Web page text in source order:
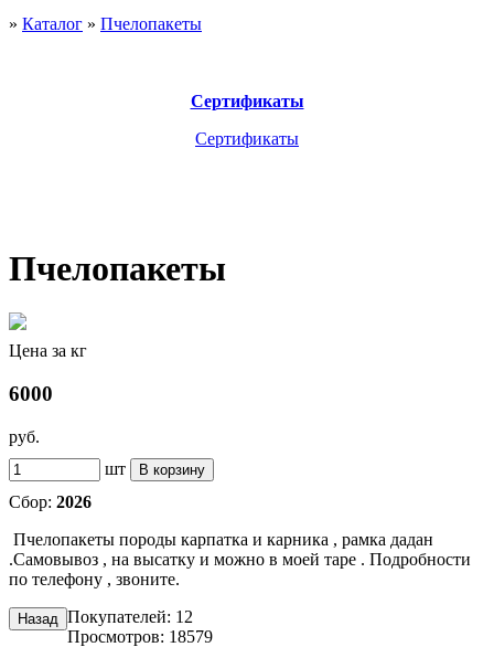
» Каталог » Пчелопакеты
Сертификаты
Сертификаты
Пчелопакеты
Цена за кг
6000
руб.
шт
В корзину
Сбор: 2026
Пчелопакеты породы карпатка и карника , рамка дадан
.Самовывоз , на высатку и можно в моей таре . Подробности
по телефону , звоните.
Назад Покупателей: 12
Просмотров: 18579